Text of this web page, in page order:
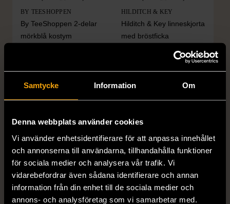
Samtycke Information Om
Denna webbplats använder cookies
Vi använder enhetsidentifierare för att anpassa innehållet
och annonserna till användarna, tillhandahålla funktioner
för sociala medier och analysera vår trafik. Vi
vidarebefordrar även sådana identifierare och annan
information från din enhet till de sociala medier och
annons- och analysföretag som vi samarbetar med.
BY TEESHOPPEN
By TeeShoppen 2-delar
mörkblå kostym
399 kr
HILDITCH & KEY
Hilditch & Key linneskjorta
med bröstficka
Mycket gott skick
399 kr
1/5
1/5